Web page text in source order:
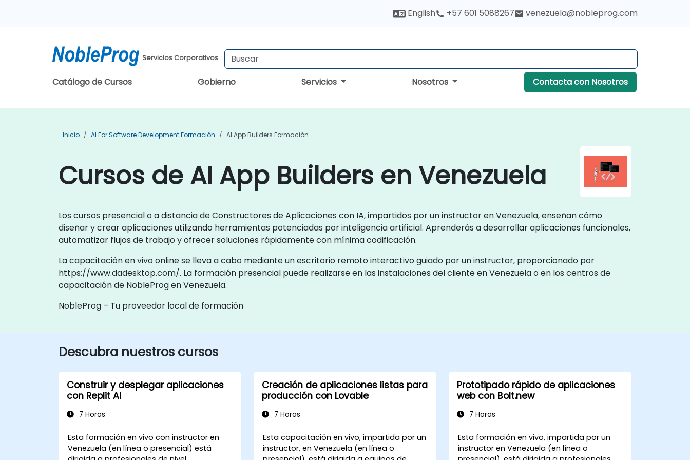
English +57 601 5088267 venezuela@nobleprog.com
Servicios Corporativos
Catálogo de Cursos Gobierno Servicios Nosotros Contacta con Nosotros
Inicio AI For Software Development Formación AI App Builders Formación
Cursos de AI App Builders en Venezuela
Los cursos presencial o a distancia de Constructores de Aplicaciones con IA, impartidos por un instructor en Venezuela, enseñan cómo
diseñar y crear aplicaciones utilizando herramientas potenciadas por inteligencia artificial. Aprenderás a desarrollar aplicaciones funcionales,
automatizar flujos de trabajo y ofrecer soluciones rápidamente con mínima codificación.
La capacitación en vivo online se lleva a cabo mediante un escritorio remoto interactivo guiado por un instructor, proporcionado por
https://www.dadesktop.com/. La formación presencial puede realizarse en las instalaciones del cliente en Venezuela o en los centros de
capacitación de NobleProg en Venezuela.
NobleProg – Tu proveedor local de formación
Descubra nuestros cursos
Construir y desplegar aplicaciones
con Replit AI
7 Horas
Esta formación en vivo con instructor en
Venezuela (en línea o presencial) está
Creación de aplicaciones listas para
producción con Lovable
7 Horas
Esta capacitación en vivo, impartida por un
instructor, en Venezuela (en línea o
Prototipado rápido de aplicaciones
web con Bolt.new
7 Horas
Esta formación en vivo, impartida por un
instructor en Venezuela (en línea o